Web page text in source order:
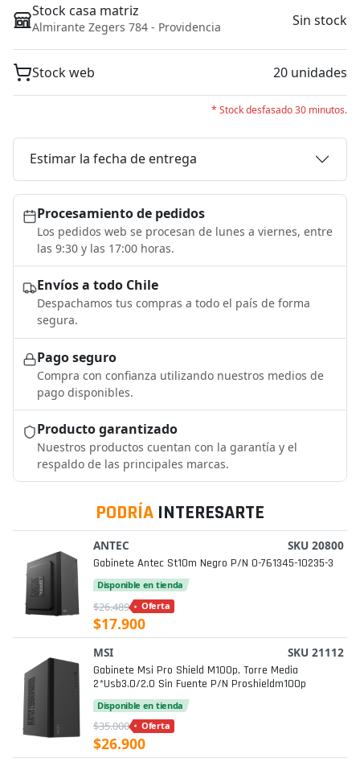
Stock casa matriz
Almirante Zegers 784 - Providencia Sin stock
Stock web 20 unidades
* Stock desfasado 30 minutos.
Estimar la fecha de entrega
Procesamiento de pedidos
Los pedidos web se procesan de lunes a viernes, entre
las 9:30 y las 17:00 horas.
Envíos a todo Chile
Despachamos tus compras a todo el país de forma
segura.
Pago seguro
Compra con confianza utilizando nuestros medios de
pago disponibles.
Producto garantizado
Nuestros productos cuentan con la garantía y el
respaldo de las principales marcas.
PODRÍA INTERESARTE
ANTEC SKU 20800
Gabinete Antec St10m Negro P/n 0-761345-10235-3
Disponible en tienda
$26.489 Oferta
$17.900
MSI SKU 21112
Gabinete Msi Pro Shield M100p, Torre Media
2*usb3.0/2.0 Sin Fuente P/n Proshieldm100p
Disponible en tienda
$35.000 Oferta
$26.900